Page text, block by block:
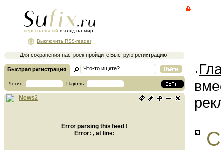
персональный взгляд на мир
Для сохранения настроек пройдите Быструю регистрацию
Выключить RSS-reader
Быстрая регистрация
Логин: Пароль:
News2
Error parsing this feed !
Error: , at line: